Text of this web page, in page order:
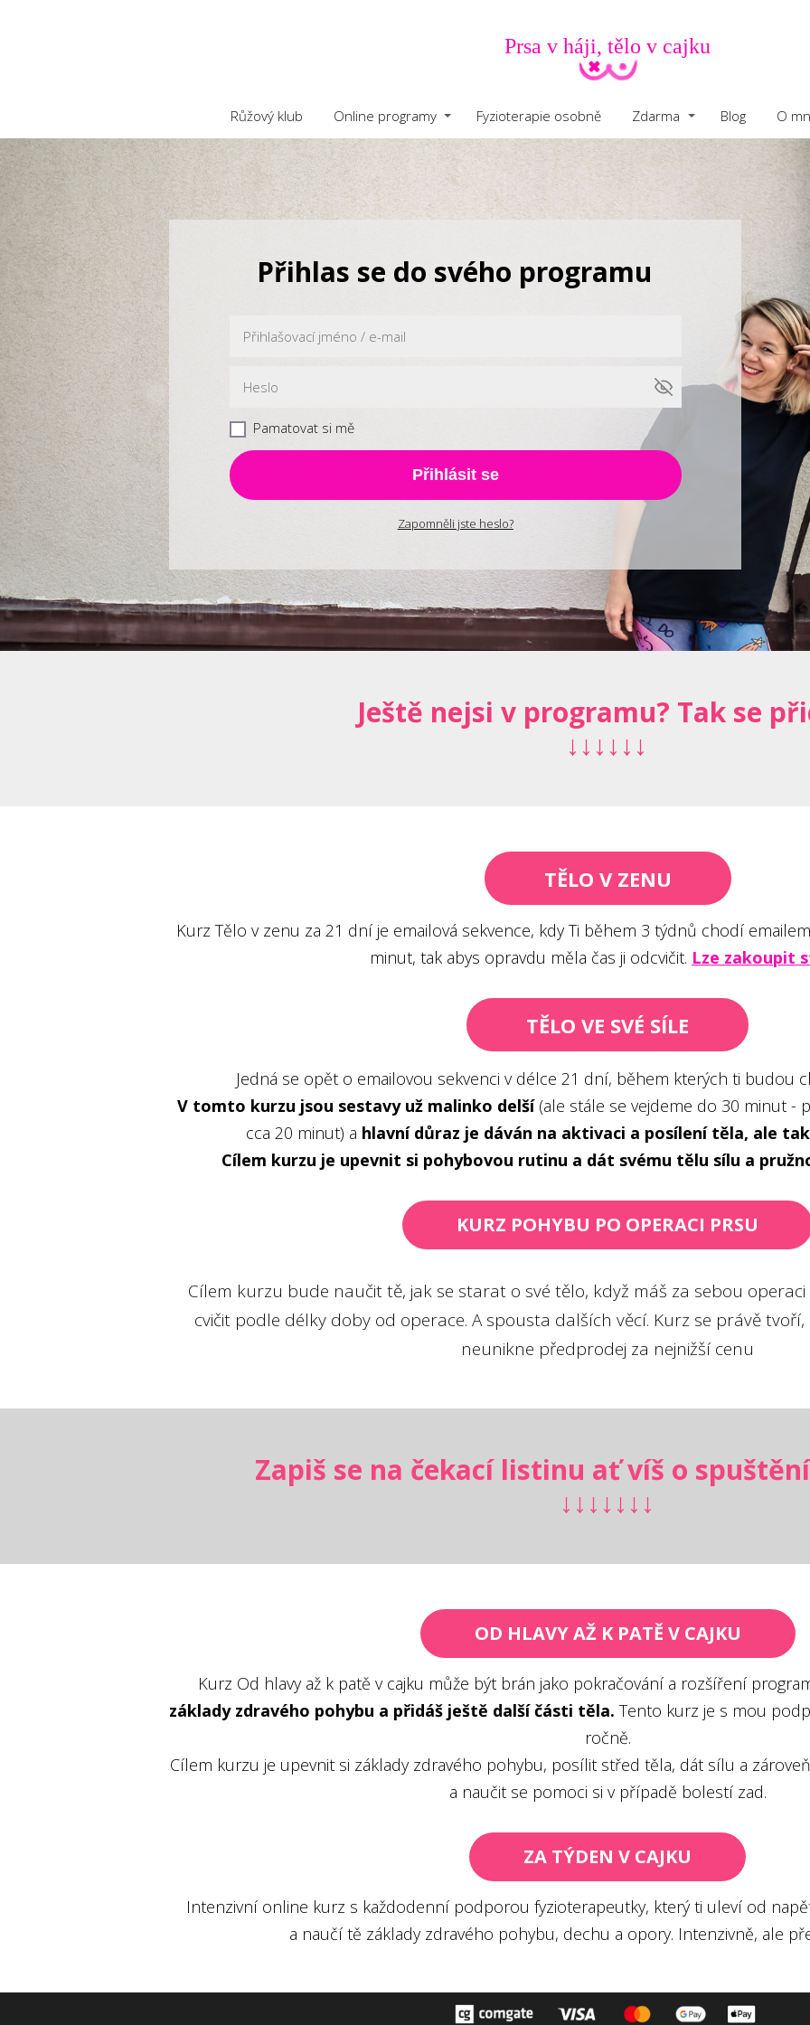
Prsa v háji, tělo v cajku
Růžový klub Online programy Fyzioterapie osobně Zdarma Blog O
Přihlas se do svého programu
Pamatovat si mě
Přihlásit se
Zapomněli jste heslo?
Ještě nejsi v programu? Tak se
↓↓↓↓↓↓
TĚLO V ZENU
Kurz Tělo v zenu za 21 dní je emailová sekvence, kdy Ti během 3 týdnů chodí
minut, tak abys opravdu měla čas ji odcvičit. Lze zakoupit
TĚLO VE SVÉ SÍLE
Jedná se opět o emailovou sekvenci v délce 21 dní, během kterých ti budou
V tomto kurzu jsou sestavy už malinko delší(ale stále se vejdeme do 30 minut -
cca 20 minut) a hlavní důraz je dáván na aktivaci a posílení těla, ale
Cílem kurzu je upevnit si pohybovou rutinu a dát svému tělu sílu a
KURZ POHYBU PO OPERACI PRSU
Cílem kurzu bude naučit tě, jak se starat o své tělo, když máš za sebou operaci
cvičit podle délky doby od operace. A spousta dalších věcí. Kurz se právě
neunikne předprodej za nejnižší cenu
Zapiš se na čekací listinu ať víš o
↓↓↓↓↓↓↓
OD HLAVY AŽ K PATĚ V CAJKU
Kurz Od hlavy až k patě v cajku může být brán jako pokračování a rozšíření
základy zdravého pohybu a přidáš ještě další části těla. Tento kurz je s mou
ročně.
Cílem kurzu je upevnit si základy zdravého pohybu, posílit střed těla, dát sílu a
a naučit se pomoci si v případě bolestí zad.
ZA TÝDEN V CAJKU
Intenzivní online kurz s každodenní podporou fyzioterapeutky, který ti uleví od
a naučí tě základy zdravého pohybu, dechu a opory. Intenzivně, ale